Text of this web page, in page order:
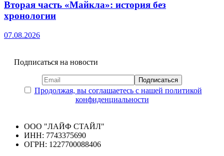
Вторая часть «Майкла»: история без
хронологии
07.08.2026
Подписаться на новости
Продолжая, вы соглашаетесь с нашей политикой
конфиденциальности
ООО "ЛАЙФ СТАЙЛ"
ИНН: 7743375690
ОГРН: 1227700088406